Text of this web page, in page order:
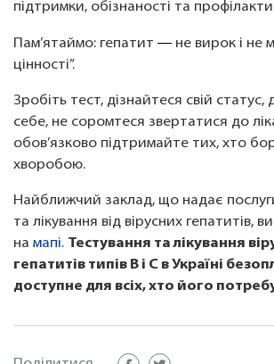
підтримки, обізнаності та
Пам’ятаймо: гепатит — не вирок і не
цінності”.
Зробіть тест, дізнайтеся свій
себе, не соромтеся звертатися до
обов’язково підтримайте тих, хто
хворобою.
Найближчий заклад, що надає
та лікування від вірусних гепатитів,
на мапі. Тестування та лікування
гепатитів типів В і С в Україні
доступне для всіх, хто його